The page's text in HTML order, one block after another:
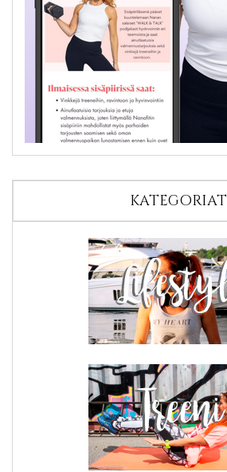
KATEGORIAT